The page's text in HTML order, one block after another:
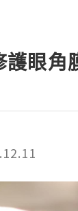
眼角